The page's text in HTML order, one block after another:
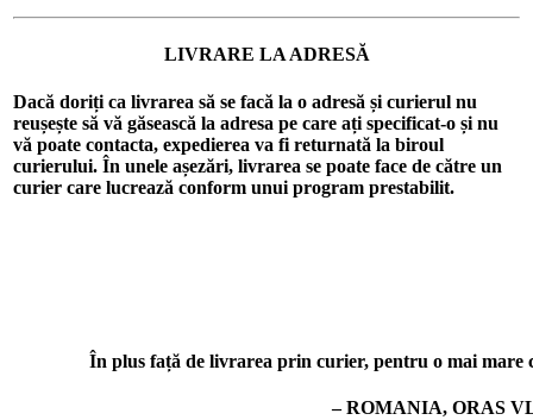
LIVRARE LA ADRESĂ
Dacă doriți ca livrarea să se facă la o adresă și curierul nu
reușește să vă găsească la adresa pe care ați specificat-o și nu
vă poate contacta, expedierea va fi returnată la biroul
curierului. În unele așezări, livrarea se poate face de către un
curier care lucrează conform unui program prestabilit.
În plus față de livrarea prin curier, pentru o mai mare
– ROMANIA, ORAS